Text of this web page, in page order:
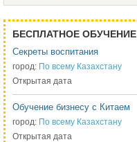
БЕСПЛАТНОЕ ОБУЧЕНИЕ
Секреты воспитания
город: По всему Казахстану
Открытая дата
Обучение бизнесу с Китаем
город: По всему Казахстану
Открытая дата